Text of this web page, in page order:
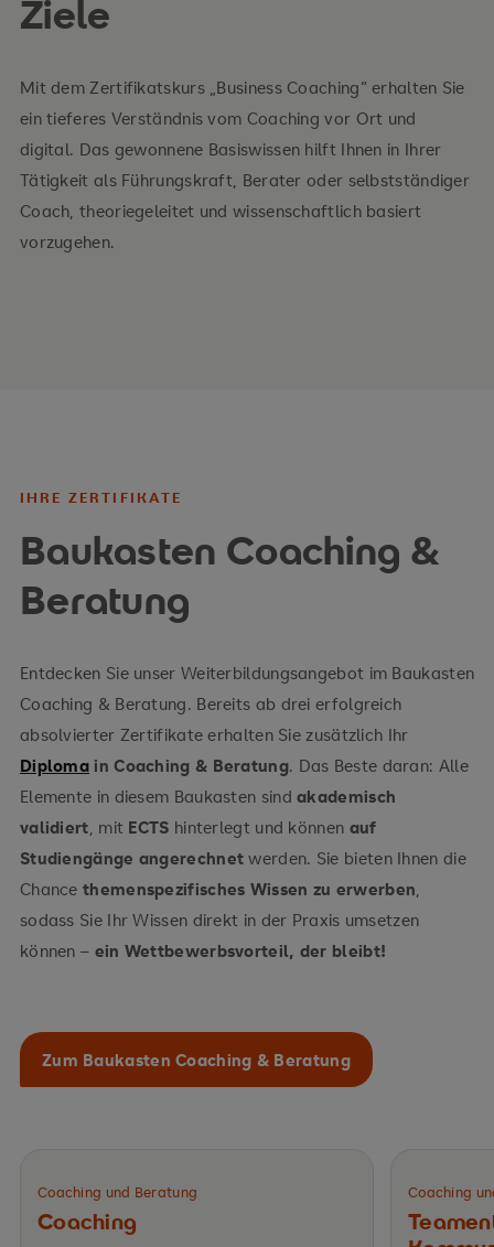
Evaluation im Coaching
Fachwissen im Business Coaching
Kombination von klassischem Business Coaching
Ziele
Mit dem Zertifikatskurs „Business Coaching“ erhalten Sie
ein tieferes Verständnis vom Coaching vor Ort und
digital. Das gewonnene Basiswissen hilft Ihnen in Ihrer
Tätigkeit als Führungskraft, Berater oder selbstständiger
Coach, theoriegeleitet und wissenschaftlich basiert
vorzugehen.
IHRE ZERTIFIKATE
Baukasten Coaching &
Beratung
Entdecken Sie unser Weiterbildungsangebot im Baukasten
Coaching & Beratung. Bereits ab drei erfolgreich
absolvierter Zertifikate erhalten Sie zusätzlich Ihr
Diploma in Coaching & Beratung. Das Beste daran: Alle
Elemente in diesem Baukasten sindakademisch
validiert, mit ECTS hinterlegt und können auf
Studiengänge angerechnet werden. Sie bieten Ihnen die
Chancethemenspezifisches Wissen zu erwerben,
sodass Sie Ihr Wissen direkt in der Praxis umsetzen
können – ein Wettbewerbsvorteil, der bleibt!
Zum Baukasten Coaching & Beratung
Coaching und Beratung
Coaching
Coaching